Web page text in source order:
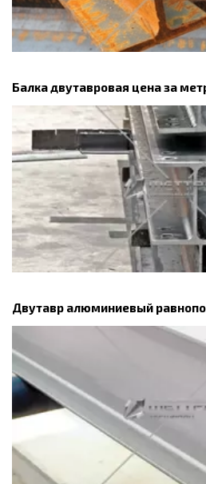
Балка двутавровая цена за
Двутавр алюминиевый